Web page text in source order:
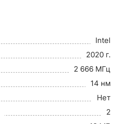
Intel
2020 г.
2 666 МГц
14 нм
Нет
2